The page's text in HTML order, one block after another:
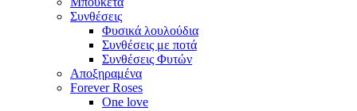
Συνθέσεις
Φυσικά λουλούδια
Συνθέσεις με ποτά
Συνθέσεις Φυτών
Αποξηραμένα
Forever Roses
One love